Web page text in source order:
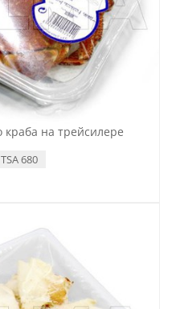
на трейсилере
TSA 680